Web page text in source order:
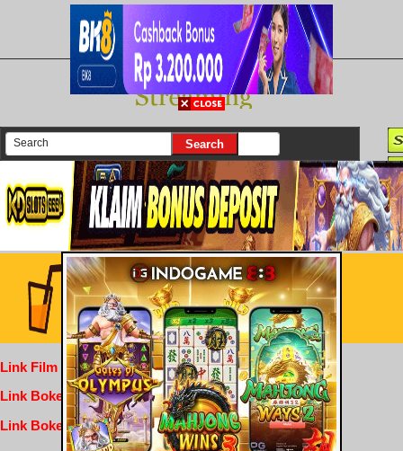
There are currently 25648 movies on our website
Login
Link Film Dewasa
Link Bokep Indofilm
Link Bokep FilmNikmat